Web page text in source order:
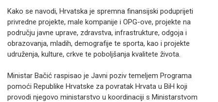
Kako se navodi, Hrvatska je spremna finansijski poduprijeti
privredne projekte, male kompanije i OPG-ove, projekte na
području javne uprave, zdravstva, infrastrukture, odgoja i
obrazovanja, mladih, demografije te sporta, kao i projekte
udruženja, kulture, crkve te poboljšanja kvalitete života.
Ministar Bačić raspisao je Javni poziv temeljem Programa
pomoći Republike Hrvatske za povratak Hrvata u BiH koji
provodi njegovo ministarstvo u koordinaciji s Ministarstvom